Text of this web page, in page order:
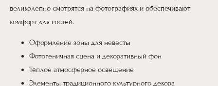
великолепно смотрятся на фотографиях и обеспечивают
комфорт для гостей.
Оформление зоны для невесты
Фотогеничная сцена и декоративный фон
Тёплое атмосферное освещение
Элементы традиционного культурного декора